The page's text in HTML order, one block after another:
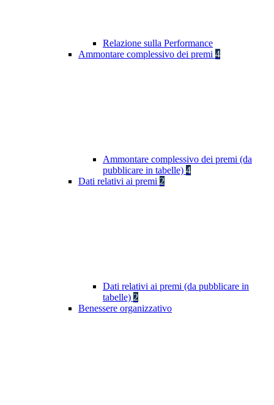
Relazione sulla Performance
Ammontare complessivo dei premi 4
Ammontare complessivo dei premi (da
pubblicare in tabelle) 4
Dati relativi ai premi 2
Dati relativi ai premi (da pubblicare in
tabelle) 2
Benessere organizzativo